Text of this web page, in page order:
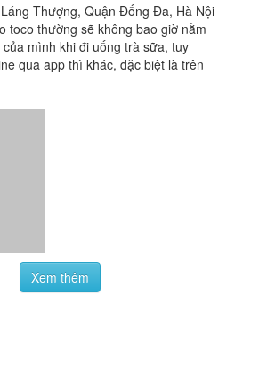
Tocotoco -
Thượng, Quận Đống Đa, Hà Nội
toco thường sẽ không bao giờ nằm